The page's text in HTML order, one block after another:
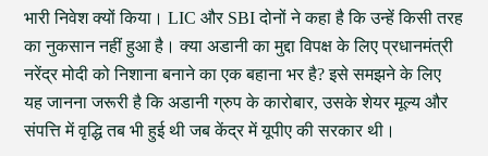
भारी निवेश क्यों किया। LIC और SBI दोनों ने कहा है कि उन्हें किसी तरह
का नुकसान नहीं हुआ है। क्या अडानी का मुद्दा विपक्ष के लिए प्रधानमंत्री
नरेंद्र मोदी को निशाना बनाने का एक बहाना भर है? इसे समझने के लिए
यह जानना जरूरी है कि अडानी ग्रुप के कारोबार, उसके शेयर मूल्य और
संपत्ति में वृद्धि तब भी हुई थी जब केंद्र में यूपीए की सरकार थी।